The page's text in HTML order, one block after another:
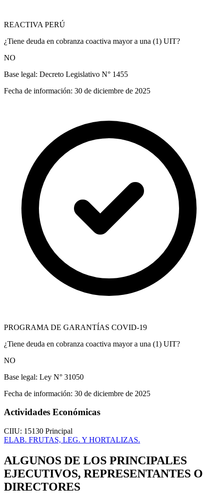
REACTIVA PERÚ
¿Tiene deuda en cobranza coactiva mayor a una (1) UIT?
NO
Base legal: Decreto Legislativo N° 1455
Fecha de información: 30 de diciembre de 2025
PROGRAMA DE GARANTÍAS COVID-19
¿Tiene deuda en cobranza coactiva mayor a una (1) UIT?
NO
Base legal: Ley N° 31050
Fecha de información: 30 de diciembre de 2025
Actividades Económicas
CIIU: 15130 Principal
ELAB. FRUTAS, LEG. Y HORTALIZAS.
ALGUNOS DE LOS PRINCIPALES
EJECUTIVOS, REPRESENTANTES O
DIRECTORES